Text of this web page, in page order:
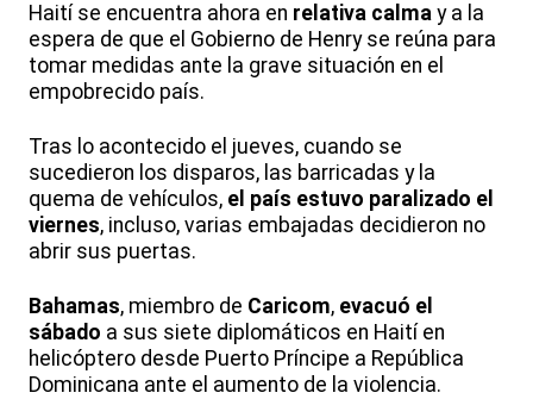
Haití se encuentra ahora en relativa calma y a la
espera de que el Gobierno de Henry se reúna para
tomar medidas ante la grave situación en el
empobrecido país.
Tras lo acontecido el jueves, cuando se
sucedieron los disparos, las barricadas y la
quema de vehículos, el país estuvo paralizado el
viernes, incluso, varias embajadas decidieron no
abrir sus puertas.
Bahamas, miembro de Caricom, evacuó el
sábado a sus siete diplomáticos en Haití en
helicóptero desde Puerto Príncipe a República
Dominicana ante el aumento de la violencia.